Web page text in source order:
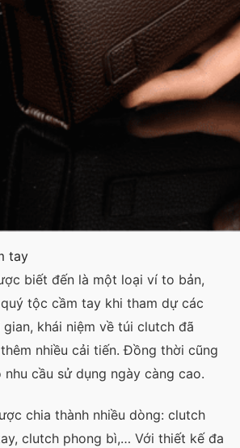
tay
biết đến là một loại ví to bản,
tộc cầm tay khi tham dự các
khái niệm về túi clutch đã
nhiều cải tiến. Đồng thời cũng
cầu sử dụng ngày càng cao.
chia thành nhiều dòng: clutch
clutch phong bì,… Với thiết kế đa